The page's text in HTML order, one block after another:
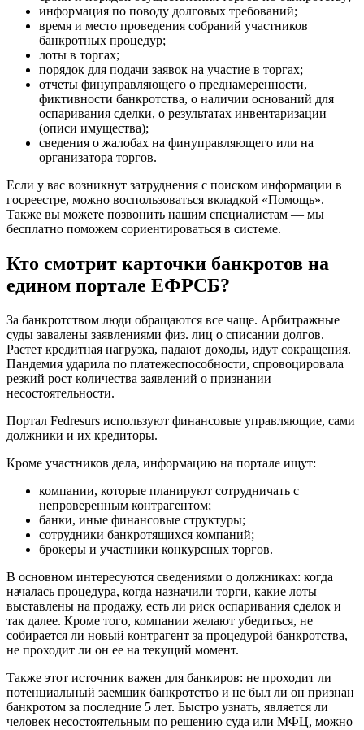
информация по поводу долговых требований;
время и место проведения собраний участников
банкротных процедур;
лоты в торгах;
порядок для подачи заявок на участие в торгах;
отчеты финуправляющего о преднамеренности,
фиктивности банкротства, о наличии оснований для
оспаривания сделки, о результатах инвентаризации
(описи имущества);
сведения о жалобах на финуправляющего или на
организатора торгов.
Если у вас возникнут затруднения с поиском информации в
госреестре, можно воспользоваться вкладкой «Помощь».
Также вы можете позвонить нашим специалистам — мы
бесплатно поможем сориентироваться в системе.
Кто смотрит карточки банкротов на
едином портале ЕФРСБ?
За банкротством люди обращаются все чаще. Арбитражные
суды завалены заявлениями физ. лиц о списании долгов.
Растет кредитная нагрузка, падают доходы, идут сокращения.
Пандемия ударила по платежеспособности, спровоцировала
резкий рост количества заявлений о признании
несостоятельности.
Портал Fedresurs используют финансовые управляющие, сами
должники и их кредиторы.
Кроме участников дела, информацию на портале ищут:
компании, которые планируют сотрудничать с
непроверенным контрагентом;
банки, иные финансовые структуры;
сотрудники банкротящихся компаний;
брокеры и участники конкурсных торгов.
В основном интересуются сведениями о должниках: когда
началась процедура, когда назначили торги, какие лоты
выставлены на продажу, есть ли риск оспаривания сделок и
так далее. Кроме того, компании желают убедиться, не
собирается ли новый контрагент за процедурой банкротства,
не проходит ли он ее на текущий момент.
Также этот источник важен для банкиров: не проходит ли
потенциальный заемщик банкротство и не был ли он признан
банкротом за последние 5 лет. Быстро узнать, является ли
человек несостоятельным по решению суда или МФЦ, можно